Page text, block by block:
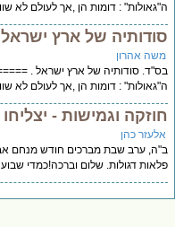
: דומות הן ,אך לעולם לא
של ארץ ישראל
אהרון
סודותיה של ארץ ישראל .
: דומות הן ,אך לעולם לא
וגמישות - יצליחו
כהן
ערב שבת מברכים חודש מנחם אב,
דגולות. שלום וברכה!כמדי שבוע